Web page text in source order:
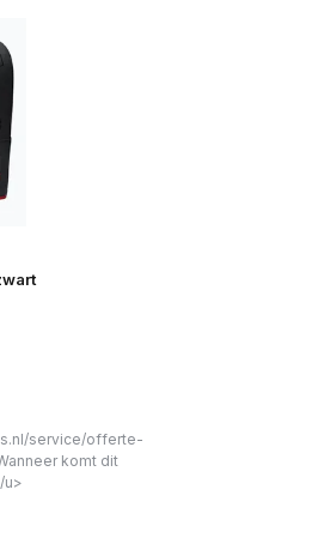
service/offerte-
komt dit
u>